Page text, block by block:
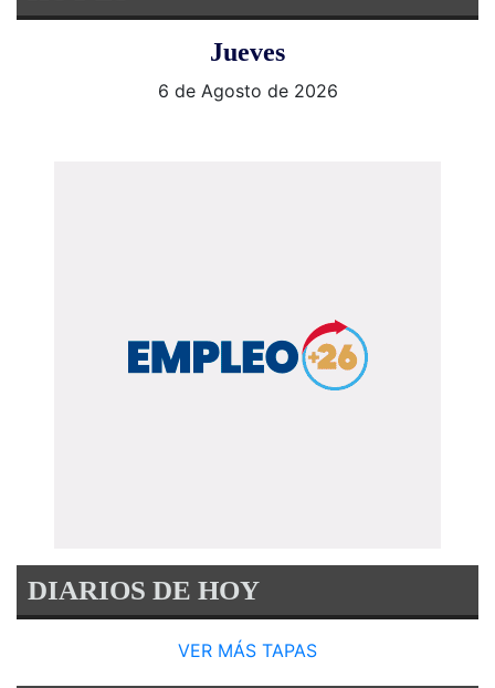
Jueves
6 de Agosto de 2026
DIARIOS DE HOY
VER MÁS TAPAS